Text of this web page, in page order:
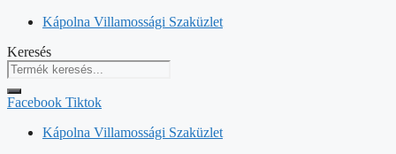
Kilépés
tartalomba
Kápolna Villamossági Szaküzlet
Keresés
Facebook Tiktok
Kápolna Villamossági Szaküzlet